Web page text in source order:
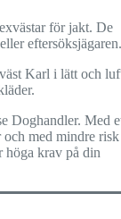
för jakt. De
eftersöksjägaren.
Karl i lätt och
Doghandler. Med
med mindre
höga krav på din